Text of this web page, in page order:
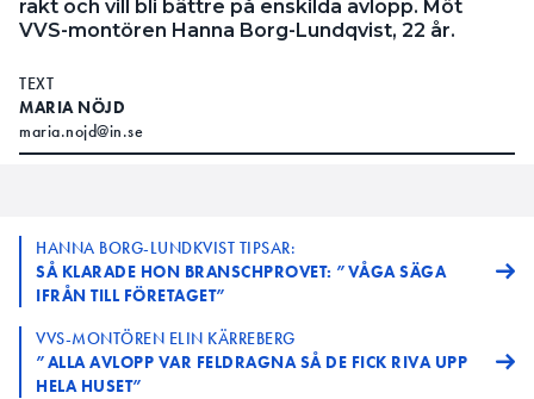
rakt och vill bli bättre på enskilda avlopp. Möt
VVS-montören Hanna Borg-Lundqvist, 22 år.
TEXT
MARIA NÖJD
maria.nojd@in.se
HANNA BORG-LUNDKVIST TIPSAR:
SÅ KLARADE HON BRANSCHPROVET: ”VÅGA SÄGA
IFRÅN TILL FÖRETAGET”
VVS-MONTÖREN ELIN KÄRREBERG
”ALLA AVLOPP VAR FELDRAGNA SÅ DE FICK RIVA UPP
HELA HUSET”